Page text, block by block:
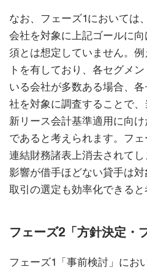
なお、フェーズ1においては
会社を対象に上記ゴールに
須とは想定していません。
トを有しており、各セグメ
いる会社が多数ある場合、
社を対象に調査することで
新リース会計基準適用に向
であると考えられます。フ
連結財務諸表上消去されて
影響が借手ほどない貸手は
取引の選定も効率化できると
フェーズ2「方針決定・
フェーズ1「事前検討」にお